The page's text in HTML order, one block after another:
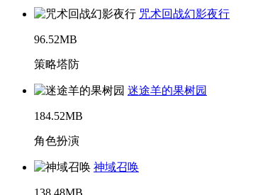
咒术回战幻影夜行
96.52MB
策略塔防
迷途羊的果树园
184.52MB
角色扮演
神域召唤